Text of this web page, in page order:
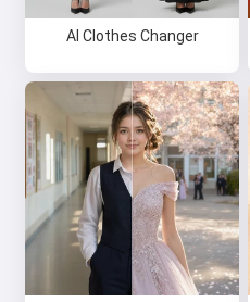
AI Clothes Changer